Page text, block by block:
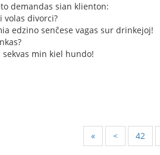
demandas sian klienton:
volas divorci?
edzino senĉese vagas sur drinkejoj!
sekvas min kiel hundo!
« < 42